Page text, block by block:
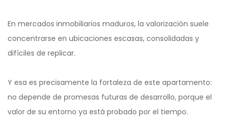
En mercados inmobiliarios maduros, la valorización suele
concentrarse en ubicaciones escasas, consolidadas y
difíciles de replicar.
Y esa es precisamente la fortaleza de este apartamento:
no depende de promesas futuras de desarrollo, porque el
valor de su entorno ya está probado por el tiempo.